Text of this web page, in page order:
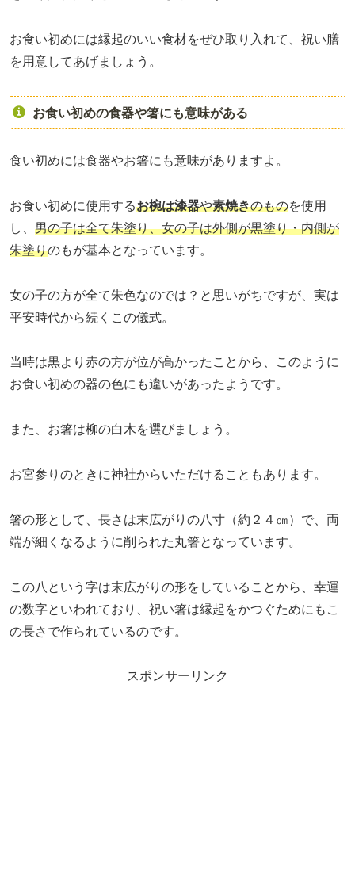
お食い初めには縁起のいい食材をぜひ取り入れて、祝い膳
を用意してあげましょう。
お食い初めの食器や箸にも意味がある
食い初めには食器やお箸にも意味がありますよ。
お食い初めに使用するお椀は漆器や素焼きのものを使用
し、 男の子は全て朱塗り、女の子は外側が黒塗り・内側が
朱塗りのもが基本となっています。
女の子の方が全て朱色なのでは？と思いがちですが、実は
平安時代から続くこの儀式。
当時は黒より赤の方が位が高かったことから、このように
お食い初めの器の色にも違いがあったようです。
また、お箸は柳の白木を選びましょう。
お宮参りのときに神社からいただけることもあります。
箸の形として、長さは末広がりの八寸（約２４㎝）で、両
端が細くなるように削られた丸箸となっています。
この八という字は末広がりの形をしていることから、幸運
の数字といわれており、祝い箸は縁起をかつぐためにもこ
の長さで作られているのです。
スポンサーリンク